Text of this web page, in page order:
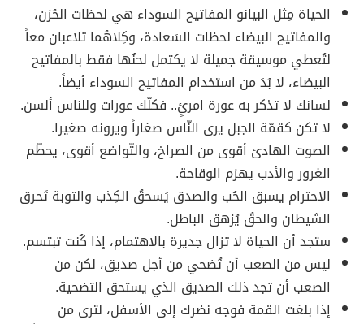
الحياة مِثل البيانو المفاتيح السوداء هي لحظات الحُزن،
والمفاتيح البيضاء لحظات السَعادة، وكِلاهُما تلاعبان معاً
لتُعطي موسيقة جميلة لا يكتمل لحنُها فقط بالمفاتيح
البيضاء، لا بُدَ من استخدام المفاتيح السوداء أيضاً.
لسانك لا تذكر به عورة امرئٍ.. فكلّك عورات وللناس ألسن.
لا تكن كقمّة الجبل يرى النّاس صغاراً ويرونه صغيرا.
الصوت الهادئ أقوى من الصراخ، والتّواضع أقوى، يحطّم
الغرور والأدب يهزم الوقاحة.
الاحترام يسبق الحُب والصدق يَسحقُ الكِذب والتوبة تَحرق
الشيطان والحقُ يُزهق الباطل.
ستجد أن الحياة لا تزال جديرة بالاهتمام، إذا كُنت تبتسم.
ليس من الصعب أن تُضحي من أجل صديق، لكن من
الصعب أن تجد ذلك الصديق الذي يستحق التضحية.
إذا بلغت القمة فوجه نضرك إلى الأسفل، لترى من